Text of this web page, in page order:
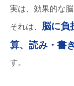
実は、効果的な
それは、
脳に負
算、読み・書
す。